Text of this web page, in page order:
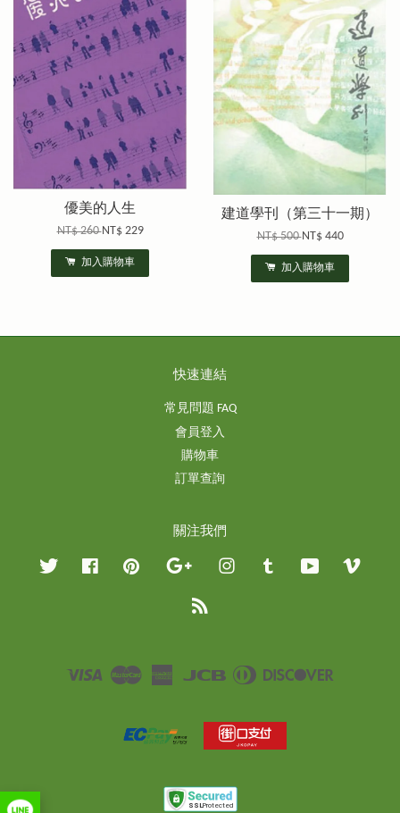
優美的人生
NT$ 260NT$ 229
加入購物車
建道學刊（第三十一期）
NT$ 500NT$ 440
加入購物車
快速連結
常見問題 FAQ
會員登入
購物車
訂單查詢
關注我們
Twitter Facebook Pinterest Google InstagramTumblr YouTube
Visa Master
American
JCB
Diners